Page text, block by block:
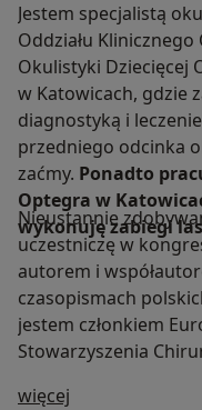
Jestem specjalistą
Oddziału
Okulistyki Dziecięcej
w Katowicach, gdzie
diagnostyką i
przedniego odcinka
zaćmy. Ponadto
Optegra w
wykonuję zabiegi
Nieustannie
uczestniczę w
autorem i
czasopismach
jestem członkiem
Stowarzyszenia
więcej